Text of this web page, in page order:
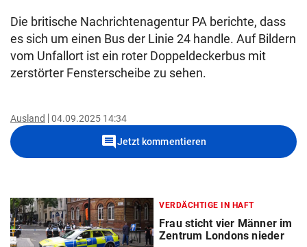
Die britische Nachrichtenagentur PA berichte, dass
es sich um einen Bus der Linie 24 handle. Auf Bildern
vom Unfallort ist ein roter Doppeldeckerbus mit
zerstörter Fensterscheibe zu sehen.
Ausland 04.09.2025 14:34
commentJetzt kommentieren
VERDÄCHTIGE IN HAFT
Frau sticht vier Männer im
Zentrum Londons nieder